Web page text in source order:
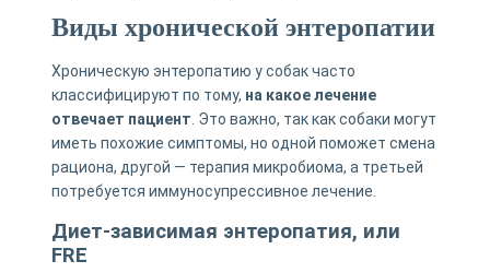
Виды хронической энтеропатии
Хроническую энтеропатию у собак часто
классифицируют по тому, на какое лечение
отвечает пациент . Это важно, так как собаки могут
иметь похожие симптомы, но одной поможет смена
рациона, другой — терапия микробиома, а третьей
потребуется иммуносупрессивное лечение.
Диет-зависимая энтеропатия, или
FRE